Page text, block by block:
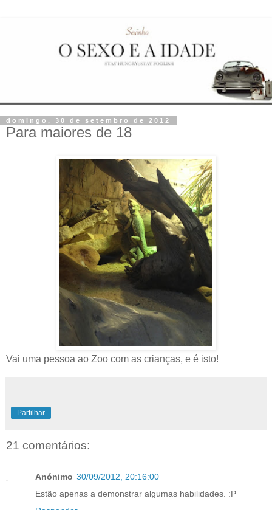
domingo, 30 de setembro de 2012
Para maiores de 18
Vai uma pessoa ao Zoo com as crianças, e é isto!
Partilhar
21 comentários:
Anónimo 30/09/2012, 20:16:00
Estão apenas a demonstrar algumas habilidades. :P